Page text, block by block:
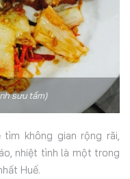
sưu tầm)
không gian rộng rãi,
nhiệt tình là một trong
Huế.